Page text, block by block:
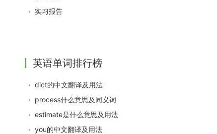
实习报告
英语单词排行榜
dict的中文翻译及用法
process什么意思及同义词
estimate是什么意思及用法
you的中文翻译及用法